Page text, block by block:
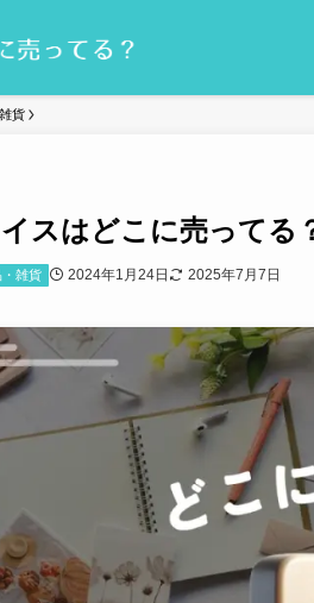
貨
スはどこに売ってる
・雑貨 2024年1月24日 2025年7月7日